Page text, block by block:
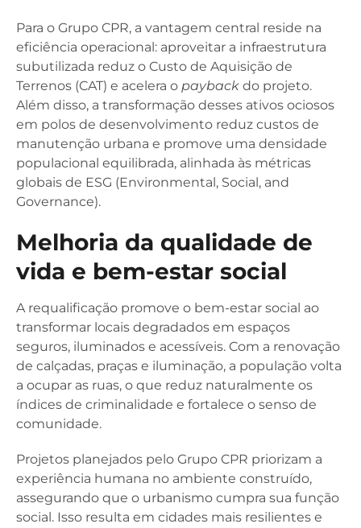
Para o Grupo CPR, a vantagem central reside na
eficiência operacional: aproveitar a infraestrutura
subutilizada reduz o Custo de Aquisição de
Terrenos (CAT) e acelera o payback do projeto.
Além disso, a transformação desses ativos ociosos
em polos de desenvolvimento reduz custos de
manutenção urbana e promove uma densidade
populacional equilibrada, alinhada às métricas
globais de ESG (Environmental, Social, and
Governance).
Melhoria da qualidade de
vida e bem-estar social
A requalificação promove o bem-estar social ao
transformar locais degradados em espaços
seguros, iluminados e acessíveis. Com a renovação
de calçadas, praças e iluminação, a população volta
a ocupar as ruas, o que reduz naturalmente os
índices de criminalidade e fortalece o senso de
comunidade.
Projetos planejados pelo Grupo CPR priorizam a
experiência humana no ambiente construído,
assegurando que o urbanismo cumpra sua função
social. Isso resulta em cidades mais resilientes e